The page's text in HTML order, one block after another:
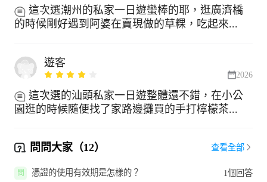
這次選潮州的私家一日遊蠻棒的耶，逛廣濟橋
的時候剛好遇到阿婆在賣現做的草粿，吃起來...
遊客
2026
這次選的汕頭私家一日遊整體還不錯，在小公
園逛的時候隨便找了家路邊攤買的手打檸檬茶...
問問大家（12） 查看全部
問 憑證的使用有效期是怎樣的？ 1個回答